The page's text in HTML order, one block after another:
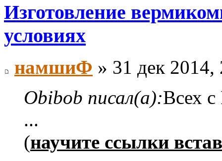
Изготовление
условиях
намшиФ » 31 дек 2014,
Obibob писал(а):Всех
...
(научите ссылки